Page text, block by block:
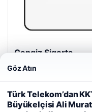
Hastaş Beton
26/05/2026
deneyiminizi
kullanıyoruz.Çerez
Göz Atın
Türk Telekom’dan
Büyükelçisi Ali